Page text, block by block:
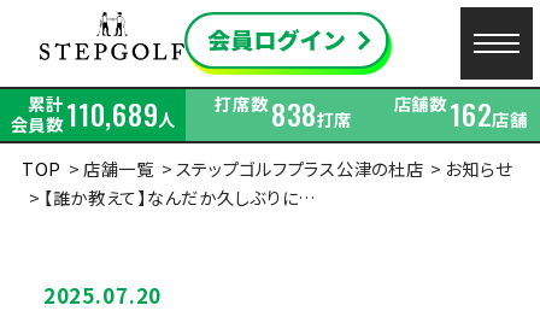
累計
会員数110,689人
打席数838打席
店舗数162店舗
TOP
店舗一覧 ステップゴルフプラス公津の杜店
お知らせ
【誰か教えて】なんだか久しぶりに…
2025.07.20